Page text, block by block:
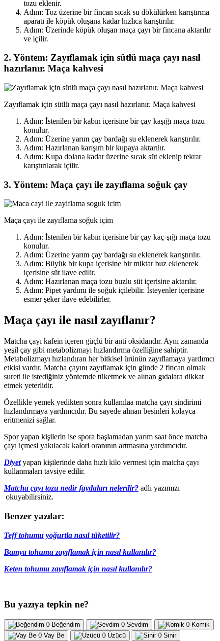
tozu eklenir.
Adım: Toz üzerine bir fincan sıcak su dökülürken karıştırma
aparatı ile köpük oluşana kadar hızlıca karıştırılır.
Adım: Üzerinde köpük oluşan maça çayı bir fincana aktarılır
ve içilir.
2. Yöntem: Zayıflamak için sütlü maça çayı nasıl
hazırlanır. Maça kahvesi
Zayıflamak için sütlü maça çayı nasıl hazırlanır. Maça kahvesi
Adım: İstenilen bir kabın içerisine bir çay kaşığı maça tozu
konulur.
Adım: Üzerine yarım çay bardağı su eklenerek karıştırılır.
Adım: Hazırlanan karışım bir kupaya aktarılır.
Adım: Kupa dolana kadar üzerine sıcak süt eklenip tekrar
karıştırılarak içilir.
3. Yöntem: Maça çayı ile zayıflama soğuk çay
Maça çayı ile zayıflama soğuk içim
Adım: İstenilen bir kabın içerisine bir çay kaç-şığı maça tozu
konulur.
Adım: Üzerine yarım çay bardağı su eklenerek karıştırılır.
Adım: Büyük bir kupa içerisine bir miktar buz eklenerek
içerisine süt ilave edilir.
Adım: Hazırlanan maça tozu buzlu süt içerisine aktarılır.
Adım: Pipet yardımı ile soğuk içilebilir. İsteyenler içerisine
esmer şeker ilave edebilirler.
Maça çayı ile nasıl zayıflanır?
Matcha çayı kafein içeren güçlü bir anti oksidandır. Aynı zamanda
yeşil çay gibi metabolizmayı hızlandırma özelliğine sahiptir.
Metabolizmayı hızlandıran her bitkisel ürünün zayıflamaya yardımcı
etkisi vardır. Matcha çayını zayıflamak için günde 2 fincan olmak
sureti ile istediğiniz yöntemde tüketmek ve alınan gıdalara dikkat
etmek yeterlidir.
Özellikle yemek yedikten sonra kullanılaa matcha çayı sindirimi
hızlandırmaya yardımcıdır. Bu sayede alınan besinleri kolayca
eritmenizi sağlar.
Spor yapan kişilerin ise spora başlamadan yarım saat önce matcha
çayı içmesi yakılacak kalori oranının artmasına yardımcıdır.
Diyetyapan kişilerinde daha hızlı kilo vermesi için matcha çayı
kullanmaları tavsiye edilir.
Matcha çayı tozu nedir faydaları nelerdir? adlı yazımızı
okuyabilirsiniz.
Benzer yazılar:
Teff tohumu yoğurtla nasıl tüketilir?
Bamya tohumu zayıflamak için nasıl kullanılır?
Keten tohumu zayıflamak için nasıl kullanılır?
Bu yazıya tepkin ne?
0 Beğendim 0 Sevdim 0 Komik
0 Vay Be 0 Üzücü 0 Sinir